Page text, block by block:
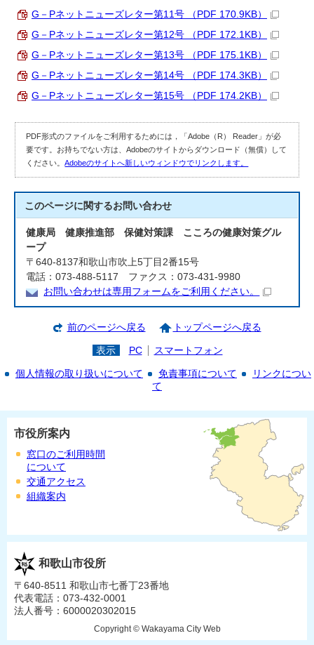
G－Pネットニューズレター第11号 （PDF 170.9KB）
G－Pネットニューズレター第12号 （PDF 172.1KB）
G－Pネットニューズレター第13号 （PDF 175.1KB）
G－Pネットニューズレター第14号 （PDF 174.3KB）
G－Pネットニューズレター第15号 （PDF 174.2KB）
PDF形式のファイルをご利用するためには，「Adobe（R） Reader」が必
要です。お持ちでない方は、Adobeのサイトからダウンロード（無償）して
ください。Adobeのサイトへ新しいウィンドウでリンクします。
このページに関するお問い合わせ
健康局 健康推進部 保健対策課 こころの健康対策グル
ープ
〒640-8137和歌山市吹上5丁目2番15号
電話：073-488-5117 ファクス：073-431-9980
お問い合わせは専用フォームをご利用ください。
前のページへ戻る トップページへ戻る
表示 PC スマートフォン
個人情報の取り扱いについて 免責事項について
リンクについ
て
市役所案内
窓口のご利用時間
について
交通アクセス
組織案内
和歌山市役所
〒640-8511 和歌山市七番丁23番地
代表電話：073-432-0001
法人番号：6000020302015
Copyright © Wakayama City Web